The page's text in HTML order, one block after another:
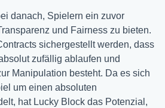
danach, Spielern ein zuvor
und Fairness zu bieten.
sichergestellt werden, dass
zufällig ablaufen und
Manipulation besteht. Da es sich
um einen absoluten
hat Lucky Block das Potenzial,